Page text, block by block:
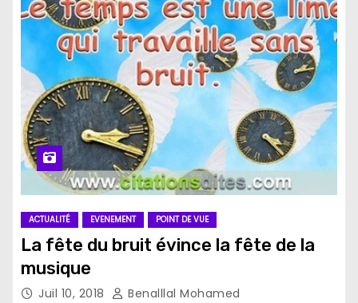
ACTUALITÉ EVENEMENT POINT DE VUE
La fête du bruit évince la fête de la
musique
Juil 10, 2018 Benalllal Mohamed